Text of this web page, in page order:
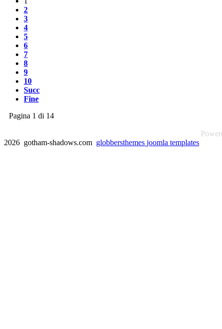
2
3
4
5
6
7
8
9
10
Succ
Fine
Pagina 1 di 14
2026 gotham-shadows.com globbersthemes joomla templates